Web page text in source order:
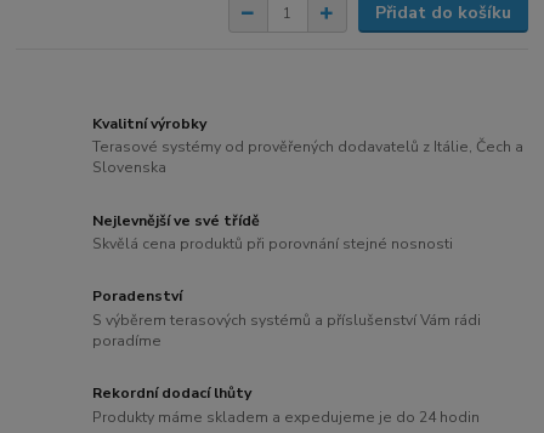
Přidat do košíku
Kvalitní výrobky
Terasové systémy od prověřených dodavatelů z Itálie, Čech a
Slovenska
Nejlevnější ve své třídě
Skvělá cena produktů při porovnání stejné nosnosti
Poradenství
S výběrem terasových systémů a příslušenství Vám rádi
poradíme
Rekordní dodací lhůty
Produkty máme skladem a expedujeme je do 24 hodin